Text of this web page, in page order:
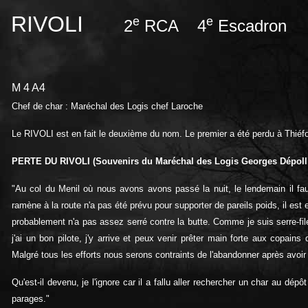
RIVOLI 2e RCA 4e Escadron
M 4 A4
Chef de char : Maréchal des Logis chef Laroche
Le RIVOLI est en fait le deuxième du nom. Le premier a été perdu à
PERTE DU RIVOLI (Souvenirs du Maréchal des Logis Georges
"Au col du Menil où nous avons avons passé la nuit, le lendemain il
ramène à la route n'a pas été prévu pour supporter de pareils poids, il
probablement n'a pas assez serré contre la butte. Comme je suis serre-
j'ai un bon pilote, j'y arrive et peux venir prêter main forte aux
Malgré tous les efforts nous serons contraints de l'abandonner après
Qu'est-il devenu, je l'ignore car il a fallu aller rechercher un char au
parages."